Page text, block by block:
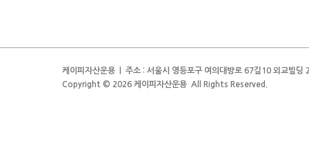
케이피자산운용 | 주소 : 서울시 영등포구 여의대방로 67길10 외교
Copyright © 2026 케이피자산운용 All Rights Reserved.